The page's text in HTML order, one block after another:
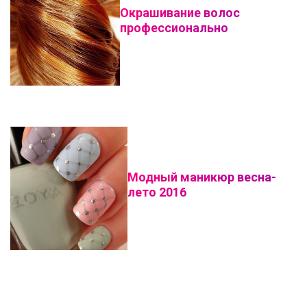
Окрашивание волос
профессионально
Модный маникюр весна-
лето 2016